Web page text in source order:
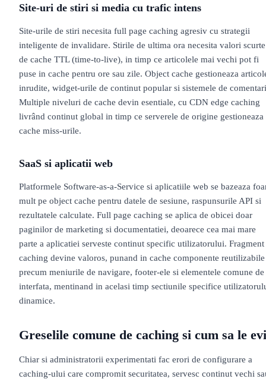
Site-uri de stiri si media cu trafic intens
Site-urile de stiri necesita full page caching agresiv cu strategii
inteligente de invalidare. Stirile de ultima ora necesita valori scurte
de cache TTL (time-to-live), in timp ce articolele mai vechi pot fi
puse in cache pentru ore sau zile. Object cache gestioneaza
inrudite, widget-urile de continut popular si sistemele de
Multiple niveluri de cache devin esentiale, cu CDN edge caching
livrând continut global in timp ce serverele de origine gestioneaza
cache miss-urile.
SaaS si aplicatii web
Platformele Software-as-a-Service si aplicatiile web se bazeaza
mult pe object cache pentru datele de sesiune, raspunsurile API si
rezultatele calculate. Full page caching se aplica de obicei doar
paginilor de marketing si documentatiei, deoarece cea mai mare
parte a aplicatiei serveste continut specific utilizatorului. Fragment
caching devine valoros, punand in cache componente reutilizabile
precum meniurile de navigare, footer-ele si elementele comune de
interfata, mentinand in acelasi timp sectiunile specifice
dinamice.
Greselile comune de caching si cum sa le
Chiar si administratorii experimentati fac erori de configurare a
caching-ului care compromit securitatea, servesc continut vechi